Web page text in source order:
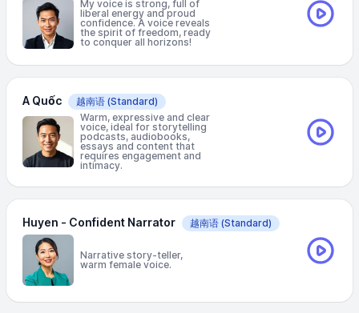
My voice is strong, full of
liberal energy and proud
confidence. A voice reveals
the spirit of freedom, ready
to conquer all horizons!
A Quốc 越南语 (Standard)
Warm, expressive and clear
voice, ideal for storytelling
podcasts, audiobooks,
essays and content that
requires engagement and
intimacy.
Huyen - Confident Narrator 越南语 (Standard)
Narrative story-teller,
warm female voice.